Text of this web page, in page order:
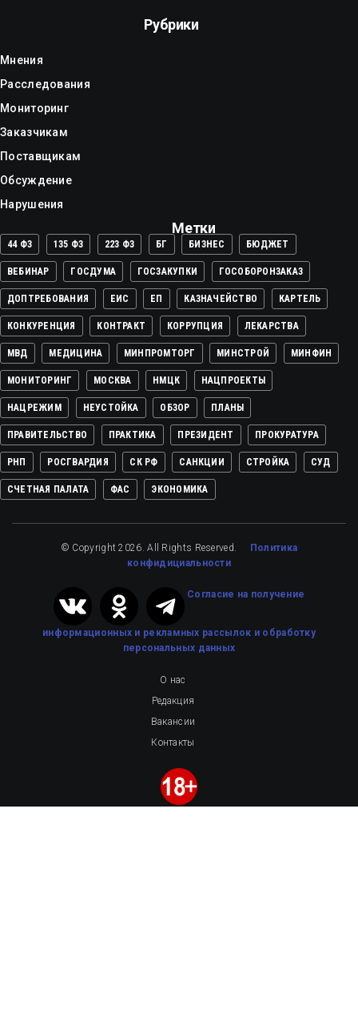
Рубрики
Мнения
Расследования
Мониторинг
Заказчикам
Поставщикам
Обсуждение
Нарушения
Метки
44 ФЗ 135 ФЗ 223 ФЗ БГ БИЗНЕС БЮДЖЕТ
ВЕБИНАР ГОСДУМА ГОСЗАКУПКИ ГОСОБОРОНЗАКАЗ
ДОПТРЕБОВАНИЯ ЕИС ЕП КАЗНАЧЕЙСТВО КАРТЕЛЬ
КОНКУРЕНЦИЯ КОНТРАКТ КОРРУПЦИЯ ЛЕКАРСТВА
МВД МЕДИЦИНА МИНПРОМТОРГ МИНСТРОЙ МИНФИН
МОНИТОРИНГ МОСКВА НМЦК НАЦПРОЕКТЫ
НАЦРЕЖИМ НЕУСТОЙКА ОБЗОР ПЛАНЫ
ПРАВИТЕЛЬСТВО ПРАКТИКА ПРЕЗИДЕНТ ПРОКУРАТУРА
РНП РОСГВАРДИЯ СК РФ САНКЦИИ СТРОЙКА СУД
СЧЕТНАЯ ПАЛАТА ФАС ЭКОНОМИКА
© Copyright 2026. All Rights Reserved. Политика
конфидициальности
Cогласие на получение
информационных и рекламных рассылок и обработку
персональных данных
О нас
Редакция
Вакансии
Контакты